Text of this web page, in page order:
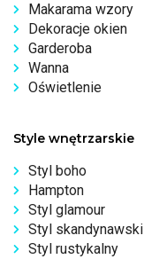
Makarama wzory
Dekoracje okien
Garderoba
Wanna
Oświetlenie
Style wnętrzarskie
Styl boho
Hampton
Styl glamour
Styl skandynawski
Styl rustykalny